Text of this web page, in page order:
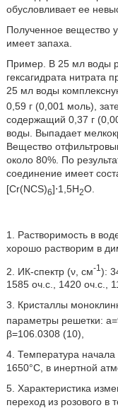
обусловливает ее
Полученное вещество
имеет запаха.
Пример. В 25 мл воды
гексагидрата нитрата
25 мл воды
0,59 г (0,001 моль),
содержащий 0,37 г
воды. Выпадает
Вещество
около 80%. По
соединение имеет
[Cr(NCS)6]⋅1,5H2O.
1. Растворимость в
хорошо растворим в
2. ИК-спектр (ν, см-1 ):
1585 оч.с., 1420 оч.с.,
3. Кристаллы
параметры решетки:
β=106.0308 (10),
4. Температура начала
1650°С, в инертной
5. Характеристика
переход из розового в